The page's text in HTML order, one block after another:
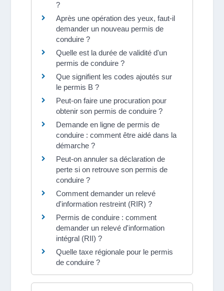
?
Après une opération des yeux, faut-il
demander un nouveau permis de
conduire ?
Quelle est la durée de validité d'un
permis de conduire ?
Que signifient les codes ajoutés sur
le permis B ?
Peut-on faire une procuration pour
obtenir son permis de conduire ?
Demande en ligne de permis de
conduire : comment être aidé dans la
démarche ?
Peut-on annuler sa déclaration de
perte si on retrouve son permis de
conduire ?
Comment demander un relevé
d'information restreint (RIR) ?
Permis de conduire : comment
demander un relevé d'information
intégral (RII) ?
Quelle taxe régionale pour le permis
de conduire ?